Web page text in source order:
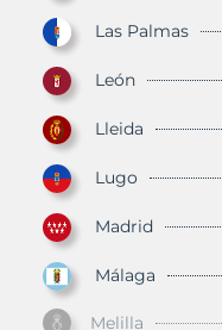
Las Palmas
León
Lleida
Lugo
Madrid
Málaga
Melilla